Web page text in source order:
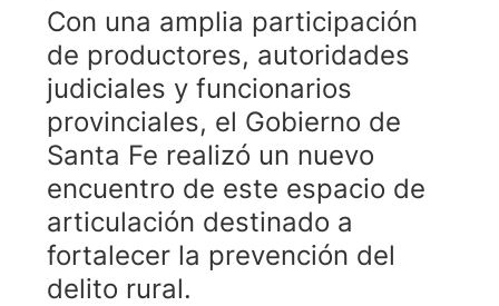
Con una amplia participación
de productores, autoridades
judiciales y funcionarios
provinciales, el Gobierno de
Santa Fe realizó un nuevo
encuentro de este espacio de
articulación destinado a
fortalecer la prevención del
delito rural.